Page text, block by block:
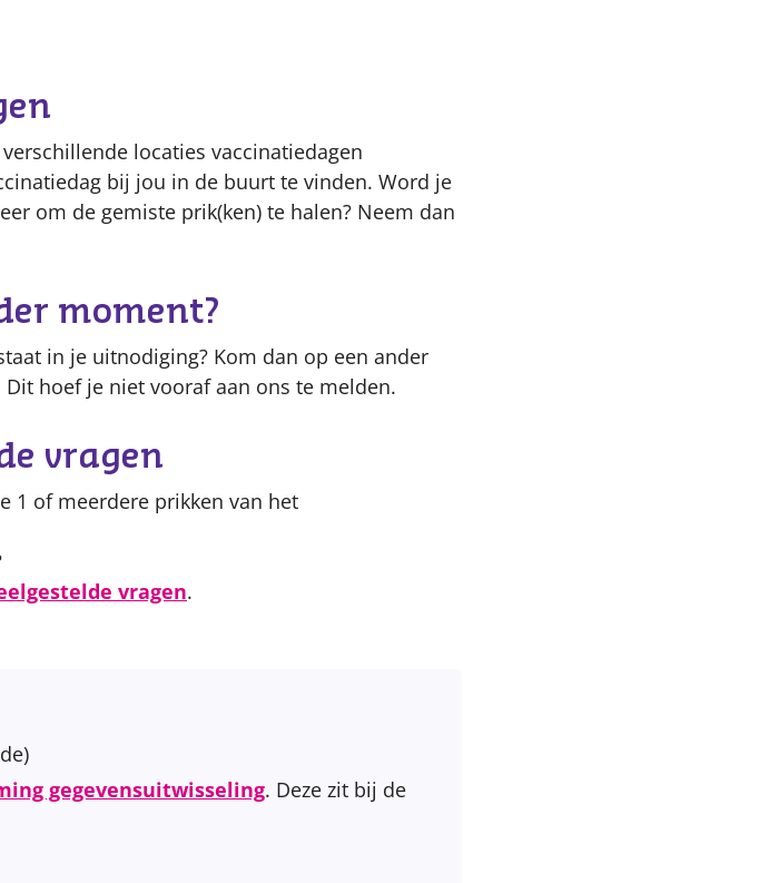
Content
locaties vaccinatiedagen
bij jou in de buurt te vinden. Word je
om de gemiste prik(ken) te halen? Neem dan
moment?
in je uitnodiging? Kom dan op een ander
hoef je niet vooraf aan ons te melden.
vragen
1 of meerdere prikken van het
vragen.
gegevensuitwisseling. Deze zit bij de